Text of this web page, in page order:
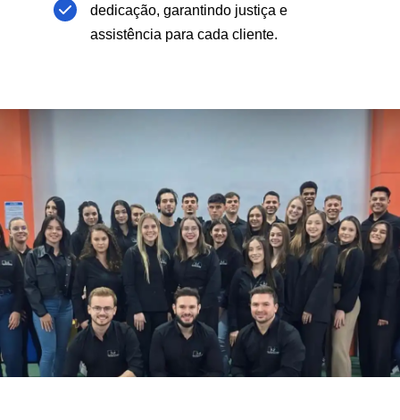
dedicação, garantindo justiça e
assistência para cada cliente.